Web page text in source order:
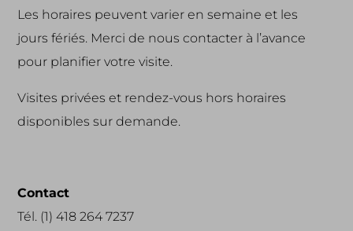
Les horaires peuvent varier en semaine et les
jours fériés. Merci de nous contacter à l’avance
pour planifier votre visite.
Visites privées et rendez-vous hors horaires
disponibles sur demande.
Contact
Tél. (1) 418 264 7237